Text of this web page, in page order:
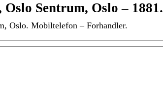
Sentrum, Oslo –
Oslo. Mobiltelefon – Forhandler.